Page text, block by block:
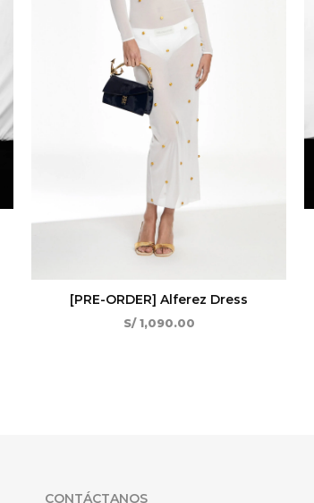
[PRE-ORDER] Alferez Dress
S/1,090.00
CONTÁCTANOS